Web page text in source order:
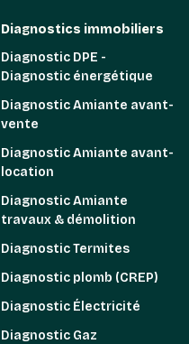
Diagnostics immobiliers
Diagnostic DPE -
Diagnostic énergétique
Diagnostic Amiante avant-
vente
Diagnostic Amiante avant-
location
Diagnostic Amiante
travaux & démolition
Diagnostic Termites
Diagnostic plomb (CREP)
Diagnostic Électricité
Diagnostic Gaz